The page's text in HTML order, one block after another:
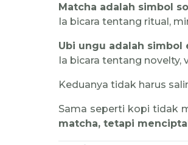
Matcha adalah simbol
Ia bicara tentang ritual,
Ubi ungu adalah simbol
Ia bicara tentang novelty,
Keduanya tidak harus
Sama seperti kopi tidak
matcha, tetapi